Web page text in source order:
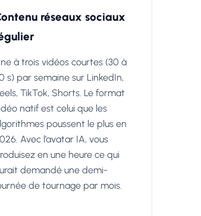
réseaux sociaux
à trois vidéos courtes (30 à
s) par semaine sur LinkedIn,
TikTok, Shorts. Le format
natif est celui que les
poussent le plus en
Avec l’avatar IA, vous
en une heure ce qui
demandé une demi-
de tournage par mois.